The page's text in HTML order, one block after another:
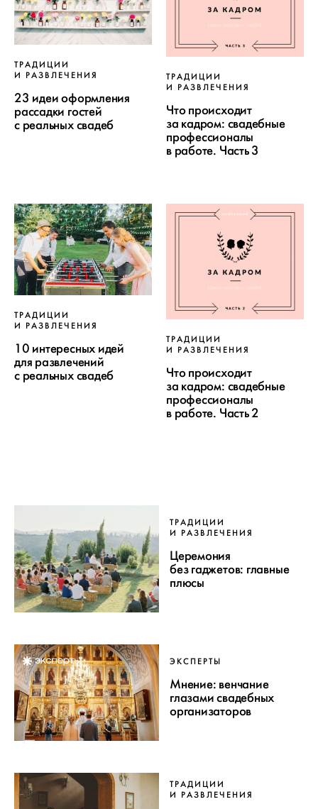
ТРАДИЦИИ
И РАЗВЛЕЧЕНИЯ
23 идеи оформления
рассадки гостей
с реальных свадеб
ТРАДИЦИИ
И РАЗВЛЕЧЕНИЯ
Что происходит
за кадром: свадебные
профессионалы
в работе. Часть 3
ТРАДИЦИИ
И РАЗВЛЕЧЕНИЯ
10 интересных идей
для развлечений
с реальных свадеб
ТРАДИЦИИ
И РАЗВЛЕЧЕНИЯ
Что происходит
за кадром: свадебные
профессионалы
в работе. Часть 2
ТРАДИЦИИ
И РАЗВЛЕЧЕНИЯ
Церемония
без гаджетов: главные
плюсы
ЭКСПЕРТЫ
Мнение: венчание
глазами свадебных
организаторов
ТРАДИЦИИ
И РАЗВЛЕЧЕНИЯ